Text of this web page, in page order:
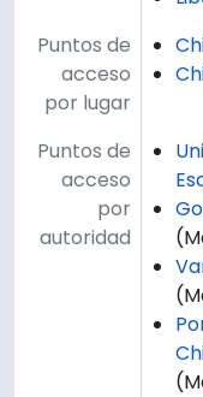
Puntos de
acceso
por lugar
Puntos de
acceso
por
autoridad